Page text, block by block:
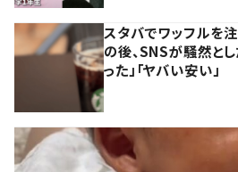
スタバでワッフルを
の後、SNSが騒然と
った」「ヤバい安い」